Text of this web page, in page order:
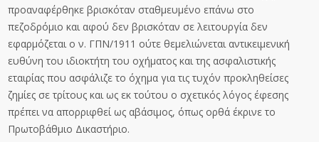
προαναφέρθηκε βρισκόταν σταθμευμένο επάνω στο
πεζοδρόμιο και αφού δεν βρισκόταν σε λειτουργία δεν
εφαρμόζεται ο ν. ΓΠΝ/1911 ούτε θεμελιώνεται αντικειμενική
ευθύνη του ιδιοκτήτη του οχήματος και της ασφαλιστικής
εταιρίας που ασφάλιζε το όχημα για τις τυχόν προκληθείσες
ζημίες σε τρίτους και ως εκ τούτου ο σχετικός λόγος έφεσης
πρέπει να απορριφθεί ως αβάσιμος, όπως ορθά έκρινε το
Πρωτοβάθμιο Δικαστήριο.